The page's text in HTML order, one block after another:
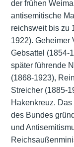
der frühen
antisemitische
reichsweit bis zu
1922). Geheimer
Gebsattel (1854-
später führende
(1868-1923),
Streicher (1885-
Hakenkreuz.
des Bundes
und